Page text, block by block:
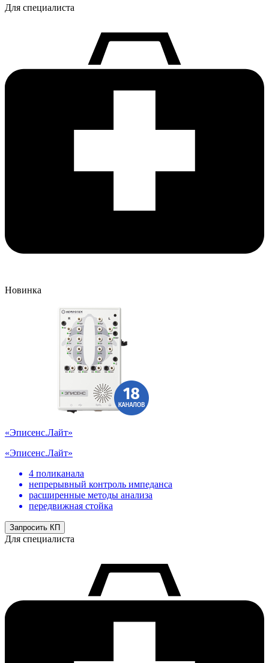
Для специалиста
Новинка
«Эписенс.Лайт»
«Эписенс.Лайт»
4 поликанала
непрерывный контроль импеданса
расширенные методы анализа
передвижная стойка
Запросить КП
Для специалиста